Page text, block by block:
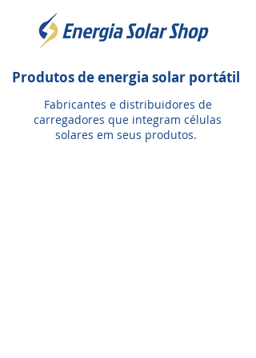
Produtos de energia solar portátil
Fabricantes e distribuidores de
carregadores que integram células
solares em seus produtos.